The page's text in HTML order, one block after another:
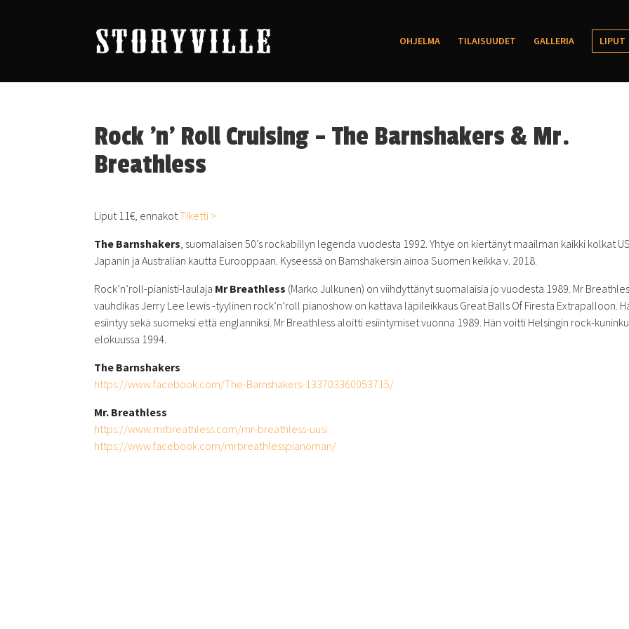
OHJELMA TILAISUUDET GALLERIA LIPUT
Rock ’n’ Roll Cruising – The Barnshakers & Mr.
Breathless
Liput 11€, ennakotTiketti >
The Barnshakers, suomalaisen 50’s rockabillyn legenda vuodesta 1992. Yhtye on kiertänyt maailman kaikki kolkat
Japanin ja Australian kautta Eurooppaan. Kyseessä on Barnshakersin ainoa Suomen keikka v. 2018.
Rock’n’roll-pianisti-laulaja Mr Breathless (Marko Julkunen) on viihdyttänyt suomalaisia jo vuodesta 1989. Mr
vauhdikas Jerry Lee lewis -tyylinen rock’n’roll pianoshow on kattava läpileikkaus Great Balls Of Firesta Extrapalloon.
esiintyy sekä suomeksi että englanniksi. Mr Breathless aloitti esiintymiset vuonna 1989. Hän voitti Helsingin rock-
elokuussa 1994.
The Barnshakers
https://www.facebook.com/The-Barnshakers-133703360053715/
Mr. Breathless
https://www.mrbreathless.com/mr-breathless-uusi
https://www.facebook.com/mrbreathlesspianoman/